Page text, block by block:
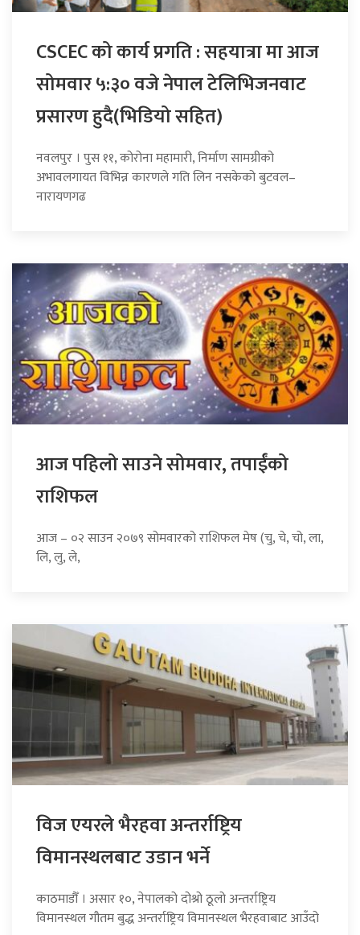
CSCEC को कार्य प्रगति : सहयात्रा मा आज
सोमवार ५:३० वजे नेपाल टेलिभिजनवाट
प्रसारण हुदै(भिडियो सहित)
नवलपुर । पुस ११, कोरोना महामारी, निर्माण सामग्रीको
अभावलगायत विभिन्न कारणले गति लिन नसकेको बुटवल–
नारायणगढ
आज पहिलो साउने सोमवार, तपाईंको
राशिफल
आज – ०२ साउन २०७९ सोमवारको राशिफल मेष (चु, चे, चो, ला,
लि, लु, ले,
विज एयरले भैरहवा अन्तर्राष्ट्रिय
विमानस्थलबाट उडान भर्ने
काठमाडौँ । असार १०, नेपालको दोश्रो ठूलो अन्तर्राष्ट्रिय
विमानस्थल गौतम बुद्ध अन्तर्राष्ट्रिय विमानस्थल भैरहवाबाट आउँदो